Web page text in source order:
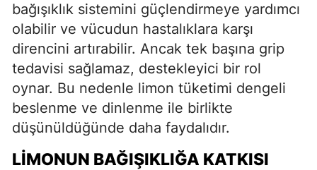
bağışıklık sistemini güçlendirmeye yardımcı
olabilir ve vücudun hastalıklara karşı
direncini artırabilir. Ancak tek başına grip
tedavisi sağlamaz, destekleyici bir rol
oynar. Bu nedenle limon tüketimi dengeli
beslenme ve dinlenme ile birlikte
düşünüldüğünde daha faydalıdır.
LIMONUN BAĞIŞIKLIĞA KATKISI